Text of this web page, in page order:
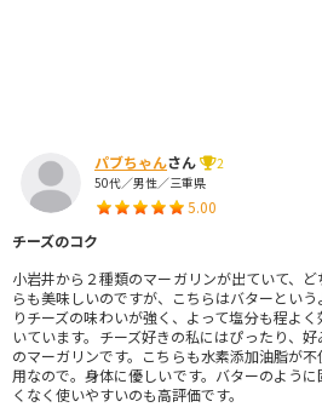
パブちゃんさん
2
50代／男性／三重県
5.00
チーズのコク
小岩井から２種類のマーガリンが出ていて、ど
らも美味しいのですが、こちらはバターという
りチーズの味わいが強く、よって塩分も程よく
いています。チーズ好きの私にはぴったり、好
のマーガリンです。こちらも水素添加油脂が不
用なので。身体に優しいです。バターのように
くなく使いやすいのも高評価です。